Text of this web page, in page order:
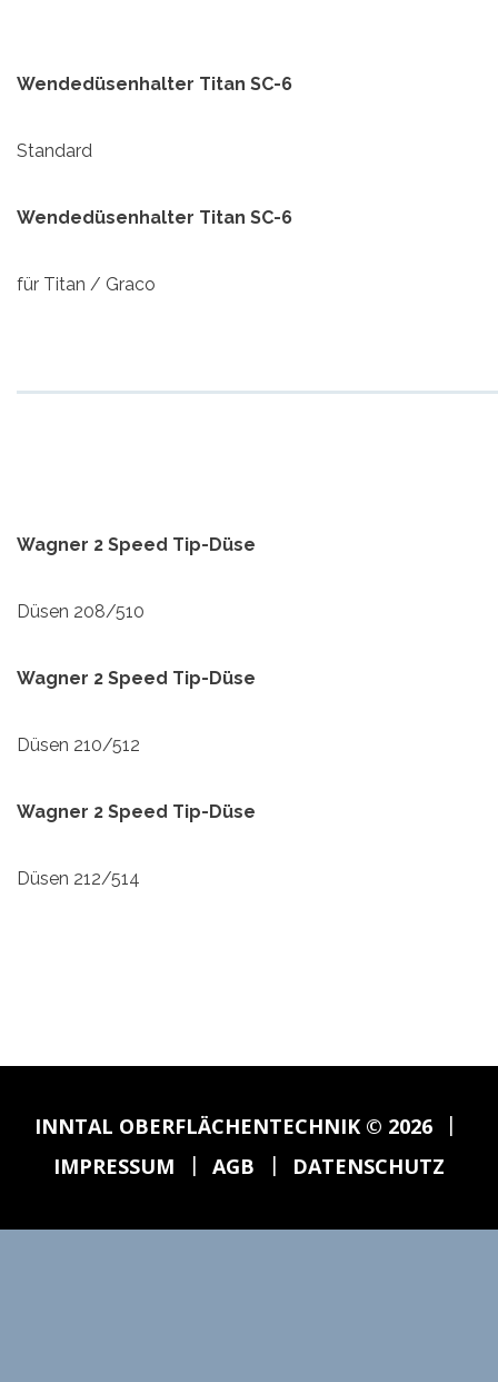
Wendedüsenhalter Titan SC-6
Standard
Wendedüsenhalter Titan SC-6
für Titan / Graco
Wagner 2 Speed Tip-Düse
Düsen 208/510
Wagner 2 Speed Tip-Düse
Düsen 210/512
Wagner 2 Speed Tip-Düse
Düsen 212/514
INNTAL OBERFLÄCHENTECHNIK© 2026 |
IMPRESSUM | AGB | DATENSCHUTZ